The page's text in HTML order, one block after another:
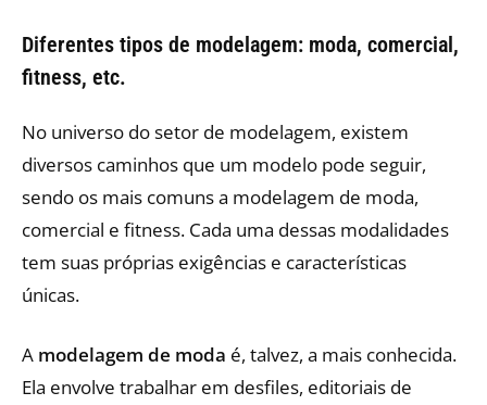
Diferentes tipos de modelagem: moda, comercial,
fitness, etc.
No universo do setor de modelagem, existem
diversos caminhos que um modelo pode seguir,
sendo os mais comuns a modelagem de moda,
comercial e fitness. Cada uma dessas modalidades
tem suas próprias exigências e características
únicas.
A modelagem de moda é, talvez, a mais conhecida.
Ela envolve trabalhar em desfiles, editoriais de